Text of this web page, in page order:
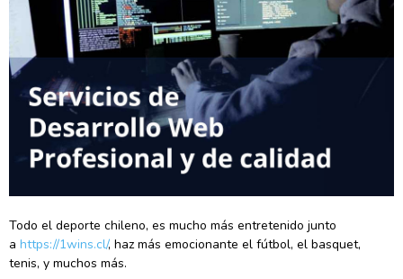
Todo el deporte chileno, es mucho más entretenido junto
a https://1wins.cl/, haz más emocionante el fútbol, el basquet,
tenis, y muchos más.